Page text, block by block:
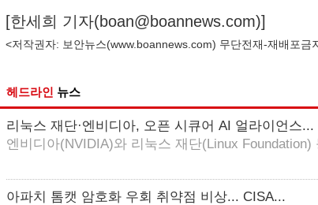
[한세희 기자(boan@boannews.com)]
<저작권자: 보안뉴스(www.boannews.com) 무단전재-재배포금
헤드라인 뉴스
리눅스 재단·엔비디아, 오픈 시큐어 AI 얼라이언스...
엔비디아(NVIDIA)와 리눅스 재단(Linux Foundation)
아파치 톰캣 암호화 우회 취약점 비상... CISA...